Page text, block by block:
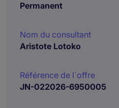
Permanent
Nom du consultant
Aristote Lotoko
Référence de l´offre
JN-022026-6950005